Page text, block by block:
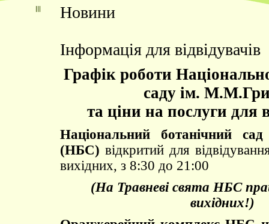
Новини
Інформація для відвідувачів
Графік роботи
саду ім.
та ціни на послуги для
Національний ботанічний
(НБС) відкритий для
вихідних, з 8:30 до 21:00
(На Травневі свята НБС
вихідних!)